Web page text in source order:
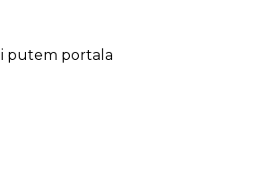
putem portala